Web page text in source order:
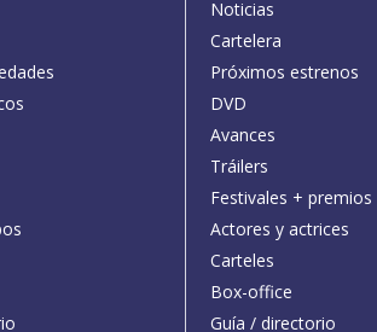
Noticias
Cartelera
Próximos estrenos
DVD
Avances
Tráilers
Festivales + premios
Actores y actrices
Carteles
Box-office
Guía / directorio